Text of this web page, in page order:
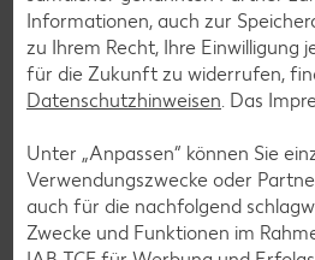
Informationen, auch zur
zu Ihrem Recht, Ihre Einwilligung
für die Zukunft zu widerrufen,
Datenschutzhinweisen . Das
Unter „Anpassen“ können Sie
Verwendungszwecke oder
auch für die nachfolgend
Zwecke und Funktionen im